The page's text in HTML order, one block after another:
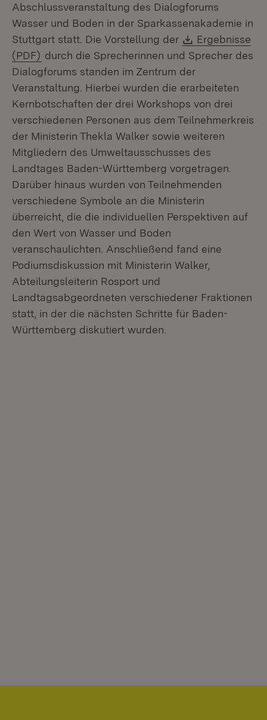
Abschlussveranstaltung des Dialogforums
Wasser und Boden in der Sparkassenakademie in
Stuttgart statt. Die Vorstellung der
Download:
Ergebnisse
(PDF) (Öffnet in neuem Fenster)
durch die Sprecherinnen und Sprecher des
Dialogforums standen im Zentrum der
Veranstaltung. Hierbei wurden die erarbeiteten
Kernbotschaften der drei Workshops von drei
verschiedenen Personen aus dem Teilnehmerkreis
der Ministerin Thekla Walker sowie weiteren
Mitgliedern des Umweltausschusses des
Landtages Baden-Württemberg vorgetragen.
Darüber hinaus wurden von Teilnehmenden
verschiedene Symbole an die Ministerin
überreicht, die die individuellen Perspektiven auf
den Wert von Wasser und Boden
veranschaulichten. Anschließend fand eine
Podiumsdiskussion mit Ministerin Walker,
Abteilungsleiterin Rosport und
Landtagsabgeordneten verschiedener Fraktionen
statt, in der die nächsten Schritte für Baden-
Württemberg diskutiert wurden.